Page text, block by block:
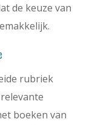
de keuze van
rubriek
boeken van